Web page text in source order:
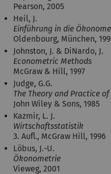
Pearson, 2005
Heil, J.
Einführung in die
Oldenbourg, München,
Johnston, J. & DiNardo, J.
Econometric Methods
McGraw & Hill, 1997
Judge, G.G.
The Theory and Practice
John Wiley & Sons, 1985
Kazmir, L. J.
Wirtschaftsstatistik
3. Aufl., McGraw Hill, 1996
Löbus, J.-U.
Ökonometrie
Vieweg, 2001